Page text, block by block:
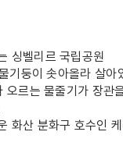
싱벨리르 국립공원
둥이 솟아올라 살아
르는 물줄기가 장
화산 분화구 호수인